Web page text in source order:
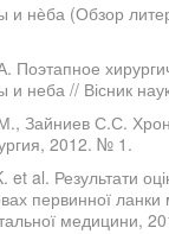
и нѐба (Обзор
Поэтапное
и неба // Вісник
Зайниев С.С.
2012. № 1.
al. Результати
первинної ланки
медицини,